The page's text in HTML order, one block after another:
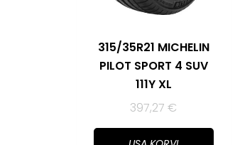
315/35R21 MICHELIN
PILOT SPORT 4 SUV
111Y XL
397,27€